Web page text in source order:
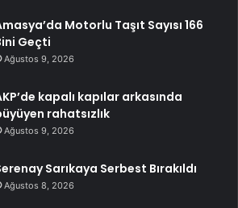
Motorlu Taşıt Sayısı 166
Geçti
Ağustos 9, 2026
kapalı kapılar arkasında
rahatsızlık
Ağustos 9, 2026
Sarıkaya Serbest Bırakıldı
Ağustos 8, 2026